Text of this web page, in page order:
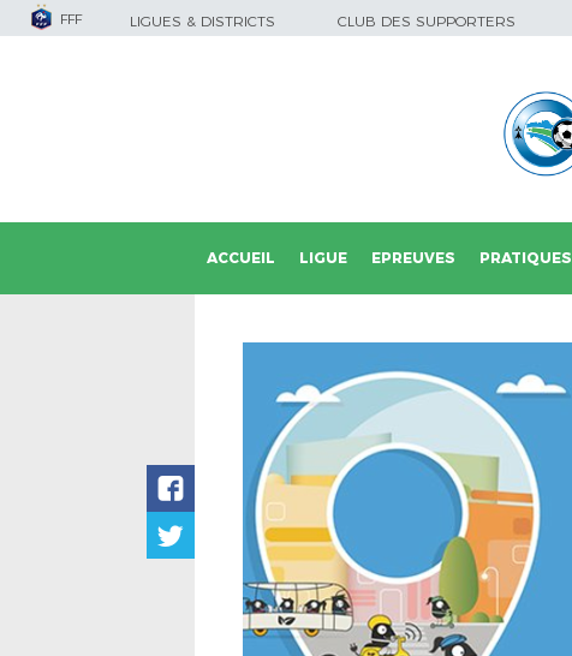
FFF LIGUES & DISTRICTS CLUB DES SUPPORTERS
ACCUEIL LIGUE EPREUVES PRATIQUES